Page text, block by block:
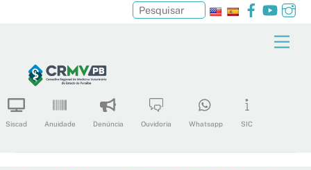
content
Facebook
Siscad Anuidade Denúncia Ouvidoria Whatsapp SIC
Pesquisar